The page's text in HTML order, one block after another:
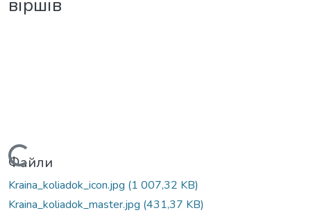
віршів
Вантажиться...
Файли
Kraina_koliadok_icon.jpg (1 007,32 KB)
Kraina_koliadok_master.jpg (431,37 KB)